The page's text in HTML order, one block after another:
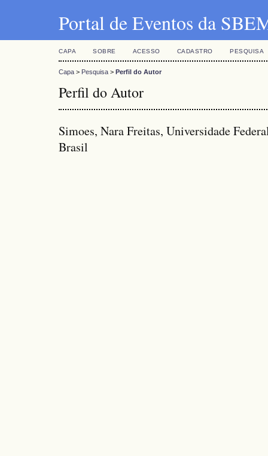
Portal de Eventos da
CAPA SOBRE ACESSO CADASTRO PESQUISA
Capa > Pesquisa > Perfil do Autor
Perfil do Autor
Simoes, Nara Freitas, Universidade
Brasil